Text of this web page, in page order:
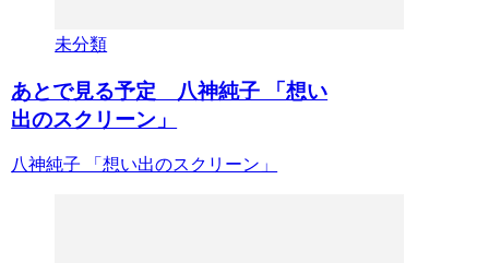
未分類
あとで見る予定 八神純子 「想い
出のスクリーン」
八神純子 「想い出のスクリーン」